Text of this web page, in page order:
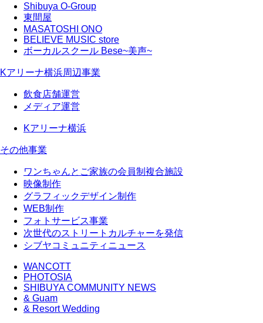
Shibuya O-Group
東間屋
MASATOSHI ONO
BELIEVE MUSIC store
ボーカルスクール Bese~美声~
Kアリーナ横浜周辺事業
飲食店舗運営
メディア運営
Kアリーナ横浜
その他事業
ワンちゃんとご家族の会員制複合施設
映像制作
グラフィックデザイン制作
WEB制作
フォトサービス事業
次世代のストリートカルチャーを発信
シブヤコミュニティニュース
WANCOTT
PHOTOSIA
SHIBUYA COMMUNITY NEWS
& Guam
& Resort Wedding